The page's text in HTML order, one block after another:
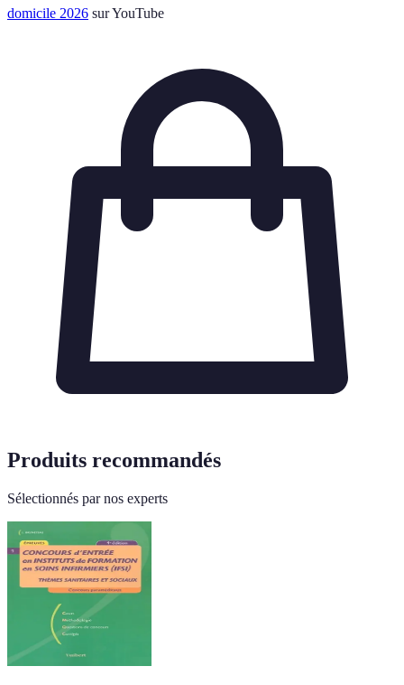
domicile 2026 sur YouTube
Produits recommandés
Sélectionnés par nos experts